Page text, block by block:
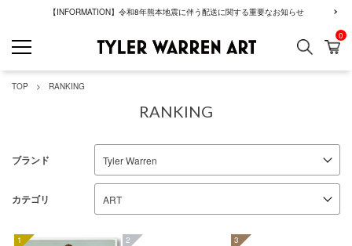
【INFORMATION】令和8年熊本地震に伴う配送に関する重要なお知らせ
GREENROOM
検索 カ
0
TOP RANKING
RANKING
ブランド
カテゴリ
1 2 3